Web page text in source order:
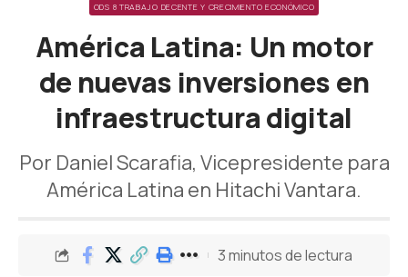
ODS 8 TRABAJO DECENTE Y CRECIMIENTO ECONÓMICO
América Latina: Un motor
de nuevas inversiones en
infraestructura digital
Por Daniel Scarafia, Vicepresidente para
América Latina en Hitachi Vantara.
3 minutos de lectura